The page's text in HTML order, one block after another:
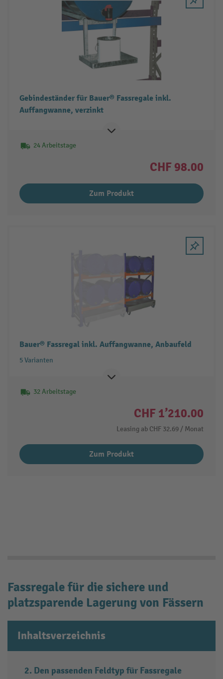
Gebindeständer für Bauer® Fassregale inkl.
Auffangwanne, verzinkt
24 Arbeitstage
CHF 98.00
Zum Produkt
Bauer® Fassregal inkl. Auffangwanne, Anbaufeld
5 Varianten
32 Arbeitstage
CHF 1’210.00
Leasing ab CHF 32.69/ Monat
Zum Produkt
Fassregale für die sichere und
platzsparende Lagerung von Fässern
Inhaltsverzeichnis
Den passenden Feldtyp für Fassregale